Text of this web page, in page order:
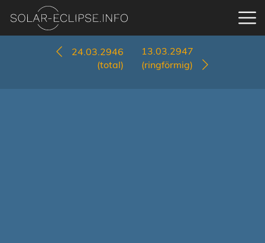
24.03.2946
(total)
13.03.2947
(ringförmig)